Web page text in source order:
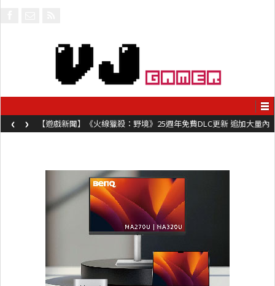
【遊戲新聞】《火線獵殺：野境》25週年免費DLC更新 追加大量內
容同時系舊作限時超平價折扣
‹ ›